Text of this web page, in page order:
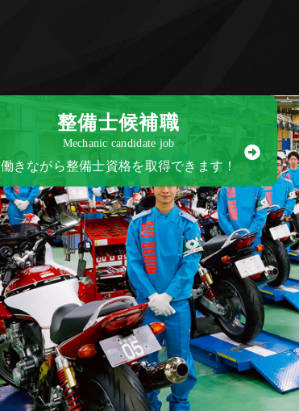
整備士候補職
Mechanic candidate job
働きながら整備士資格を取得できます！